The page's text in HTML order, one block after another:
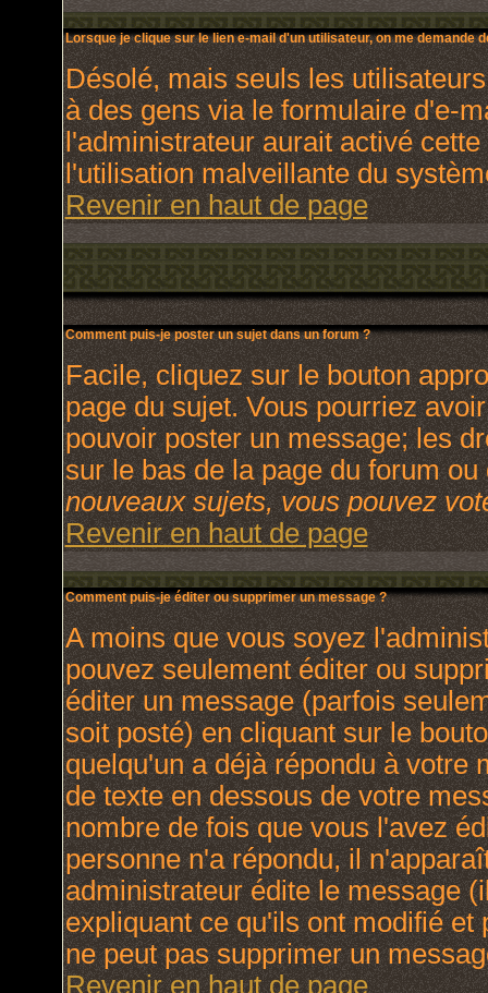
Lorsque je clique sur le lien e-mail d'un utilisateur, on me demande
Désolé, mais seuls les
à des gens via le formulaire d'e-
l'administrateur aurait activé
l'utilisation malveillante du
Revenir en haut de page
Comment puis-je poster un sujet dans un forum ?
Facile, cliquez sur le bouton
page du sujet. Vous pourriez
pouvoir poster un message; les
sur le bas de la page du forum
nouveaux sujets, vous pouvez
Revenir en haut de page
Comment puis-je éditer ou supprimer un message ?
A moins que vous soyez
pouvez seulement éditer ou
éditer un message (parfois
soit posté) en cliquant sur le
quelqu'un a déjà répondu à votre
de texte en dessous de votre
nombre de fois que vous l'avez
personne n'a répondu, il
administrateur édite le message
expliquant ce qu'ils ont modifié
ne peut pas supprimer un
Revenir en haut de page